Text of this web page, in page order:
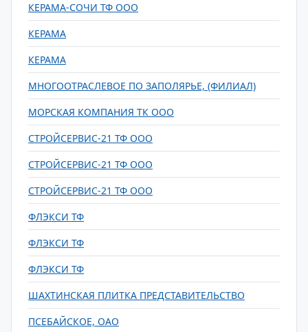
КЕРАМА-СОЧИ ТФ ООО
КЕРАМА
КЕРАМА
МНОГООТРАСЛЕВОЕ ПО ЗАПОЛЯРЬЕ, (ФИЛИАЛ)
МОРСКАЯ КОМПАНИЯ ТК ООО
СТРОЙСЕРВИС-21 ТФ ООО
СТРОЙСЕРВИС-21 ТФ ООО
СТРОЙСЕРВИС-21 ТФ ООО
ФЛЭКСИ ТФ
ФЛЭКСИ ТФ
ФЛЭКСИ ТФ
ШАХТИНСКАЯ ПЛИТКА ПРЕДСТАВИТЕЛЬСТВО
ПСЕБАЙСКОЕ, ОАО